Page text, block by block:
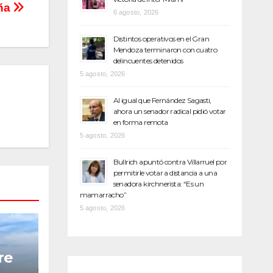
6 agosto, 2026
Distintos operativos en el Gran
Mendoza terminaron con cuatro
delincuentes detenidos
5 agosto, 2026
Al igual que Fernández Sagasti,
ahora un senador radical pidió votar
en forma remota
5 agosto, 2026
Bullrich apuntó contra Villarruel por
permitirle votar a distancia a una
senadora kirchnerista: “Es un
mamarracho”
5 agosto, 2026